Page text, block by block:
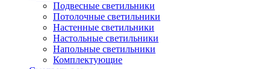
Подвесные светильники
Потолочные светильники
Настенные светильники
Настольные светильники
Напольные светильники
Комплектующие